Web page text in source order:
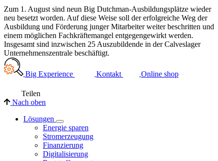
Zum 1. August sind neun Big Dutchman-Ausbildungsplätze wieder
neu besetzt worden. Auf diese Weise soll der erfolgreiche Weg der
Ausbildung und Förderung junger Mitarbeiter weiter beschritten und
einem möglichen Fachkräftemangel entgegengewirkt werden.
Insgesamt sind inzwischen 25 Auszubildende in der Calveslager
Unternehmenszentrale beschäftigt.
Big Experience Kontakt Online shop
Teilen
Nach oben
Lösungen
Energie sparen
Stromerzeugung
Finanzierung
Digitalisierung